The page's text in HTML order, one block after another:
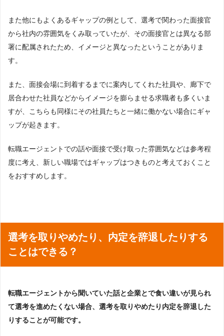
また他にもよくあるギャップの例として、選考で関わった面接官
から社内の雰囲気をくみ取っていたが、その面接官とは異なる部
署に配属されたため、イメージと異なったということがありま
す。
また、面接会場に到着するまでに案内してくれた社員や、廊下で
居合わせた社員などからイメージを膨らませる求職者も多くいま
すが、こちらも同様にその社員たちと一緒に働かない場合にギャ
ップが起きます。
転職エージェントでの話や面接で受け取った雰囲気などは参考程
度に考え、新しい職場ではギャップはつきものと考えておくこと
をおすすめします。
選考を取りやめたり、内定を辞退したりする
ことはできる？
転職エージェントから聞いていた話と企業とで食い違いが見られ
て選考を進めたくない場合、選考を取りやめたり内定を辞退した
りすることが可能です。